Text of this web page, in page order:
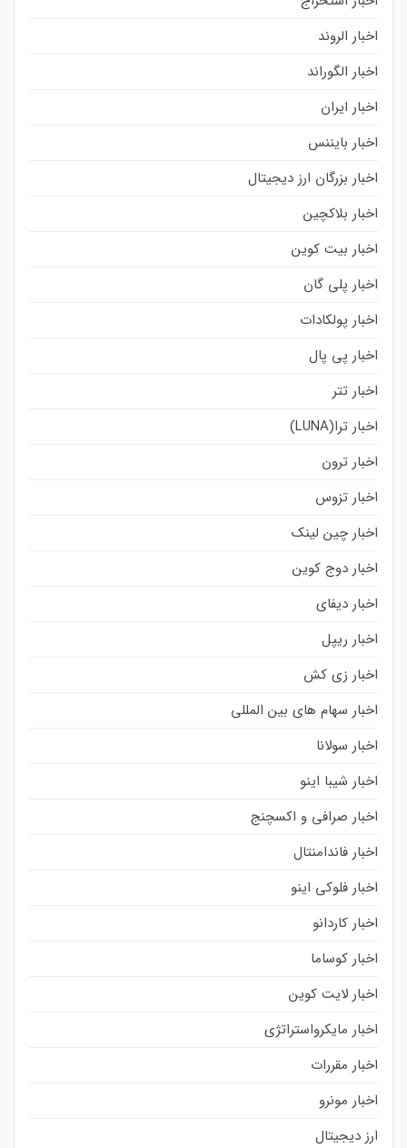
اخبار الروند
اخبار الگوراند
اخبار ایران
اخبار بایننس
اخبار بزرگان ارز دیجیتال
اخبار بلاکچین
اخبار بیت کوین
اخبار پلی گان
اخبار پولکادات
اخبار پی پال
اخبار تتر
اخبار ترا(LUNA)
اخبار ترون
اخبار تزوس
اخبار چین لینک
اخبار دوج کوین
اخبار دیفای
اخبار ریپل
اخبار زی کش
اخبار سهام های بین المللی
اخبار سولانا
اخبار شیبا اینو
اخبار صرافی و اکسچنج
اخبار فاندامنتال
اخبار فلوکی اینو
اخبار کاردانو
اخبار کوساما
اخبار لایت کوین
اخبار مایکرواستراتژی
اخبار مقررات
اخبار مونرو
ارز دیجیتال